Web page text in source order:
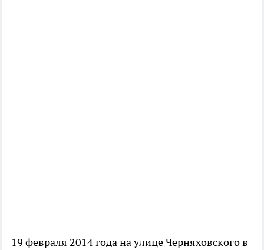
19 февраля 2014 года на улице Черняховского в